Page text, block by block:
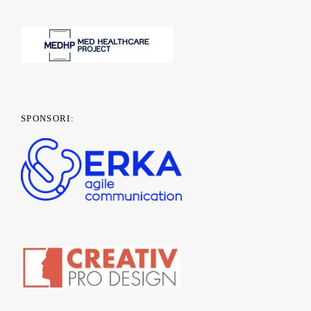
SPONSORI: